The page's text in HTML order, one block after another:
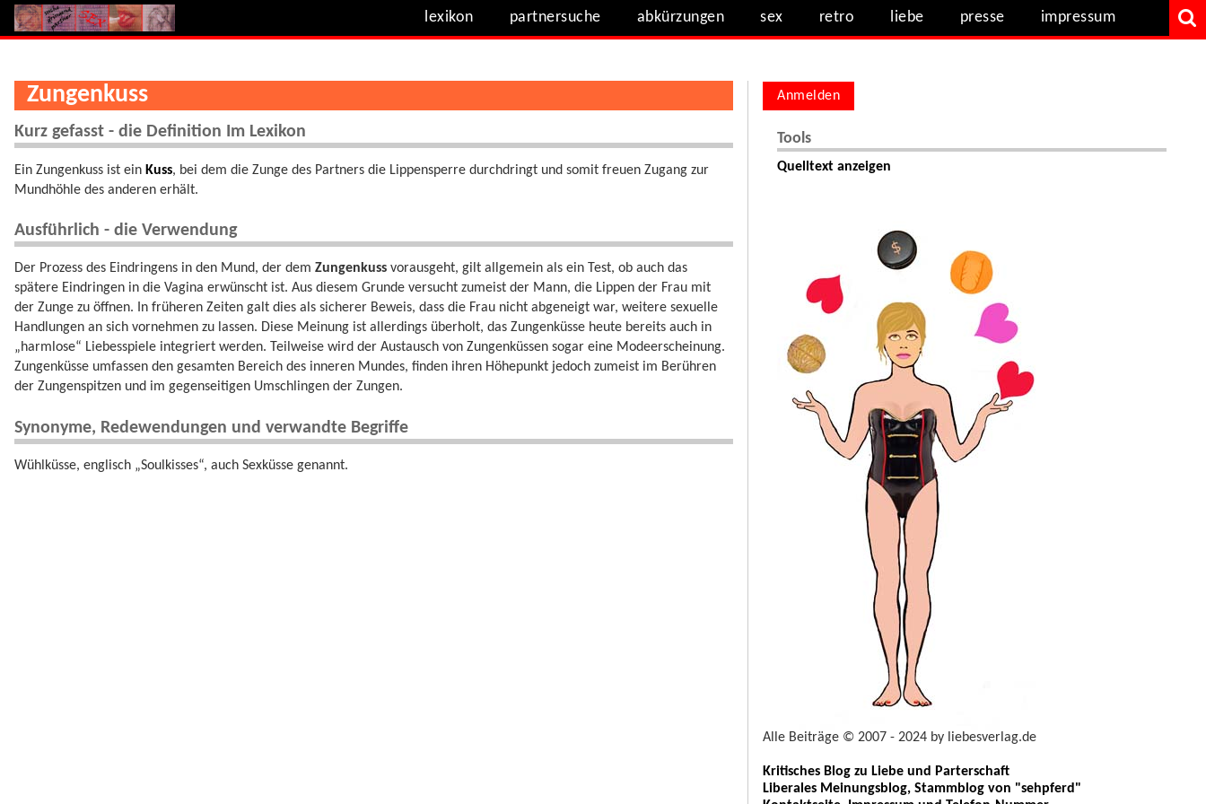
lexikon partnersuche abkürzungen sex retro liebe presse impressum
Zungenkuss
Kurz gefasst - die Definition Im Lexikon
Ein Zungenkuss ist ein Kuss, bei dem die Zunge des Partners die Lippensperre durchdringt und somit freuen Zugang zur
Mundhöhle des anderen erhält.
Ausführlich - die Verwendung
Der Prozess des Eindringens in den Mund, der dem Zungenkuss vorausgeht, gilt allgemein als ein Test, ob auch das
spätere Eindringen in die Vagina erwünscht ist. Aus diesem Grunde versucht zumeist der Mann, die Lippen der Frau mit
der Zunge zu öffnen. In früheren Zeiten galt dies als sicherer Beweis, dass die Frau nicht abgeneigt war, weitere sexuelle
Handlungen an sich vornehmen zu lassen. Diese Meinung ist allerdings überholt, das Zungenküsse heute bereits auch in
„harmlose“ Liebesspiele integriert werden. Teilweise wird der Austausch von Zungenküssen sogar eine Modeerscheinung.
Zungenküsse umfassen den gesamten Bereich des inneren Mundes, finden ihren Höhepunkt jedoch zumeist im Berühren
der Zungenspitzen und im gegenseitigen Umschlingen der Zungen.
Synonyme, Redewendungen und verwandte Begriffe
Wühlküsse, englisch „Soulkisses“, auch Sexküsse genannt.
Anmelden
Tools
Quelltext anzeigen
Alle Beiträge © 2007 - 2024 by liebesverlag.de
Kritisches Blog zu Liebe und Parterschaft
Liberales Meinungsblog, Stammblog von "sehpferd"